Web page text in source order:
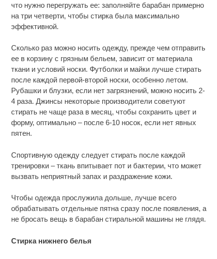
что нужно перегружать ее: заполняйте барабан примерно
на три четверти, чтобы стирка была максимально
эффективной.
Сколько раз можно носить одежду, прежде чем отправить
ее в корзину с грязным бельем, зависит от материала
ткани и условий носки. Футболки и майки лучше стирать
после каждой первой-второй носки, особенно летом.
Рубашки и блузки, если нет загрязнений, можно носить 2-
4 раза. Джинсы некоторые производители советуют
стирать не чаще раза в месяц, чтобы сохранить цвет и
форму, оптимально – после 6-10 носок, если нет явных
пятен.
Спортивную одежду следует стирать после каждой
тренировки – ткань впитывает пот и бактерии, что может
вызвать неприятный запах и раздражение кожи.
Чтобы одежда прослужила дольше, лучше всего
обрабатывать отдельные пятна сразу после появления, а
не бросать вещь в барабан стиральной машины не глядя.
Стирка нижнего белья